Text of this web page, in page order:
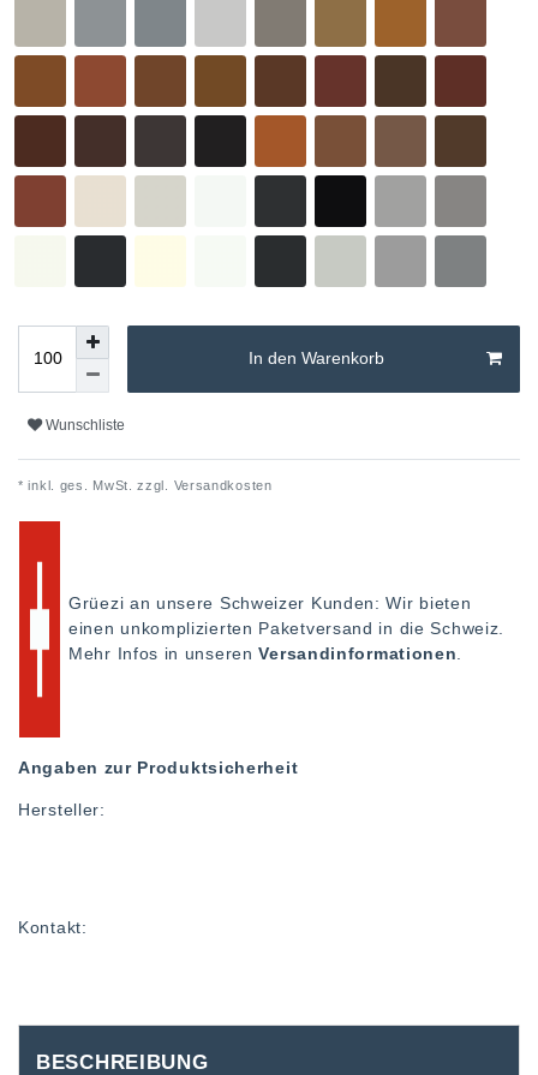
In den Warenkorb
Wunschliste
* inkl. ges. MwSt. zzgl. Versandkosten
Grüezi an unsere Schweizer Kunden: Wir bieten
einen unkomplizierten Paketversand in die Schweiz.
Mehr Infos in unserenVersandinformationen
Angaben zur Produktsicherheit
Hersteller:
Kontakt:
BESCHREIBUNG